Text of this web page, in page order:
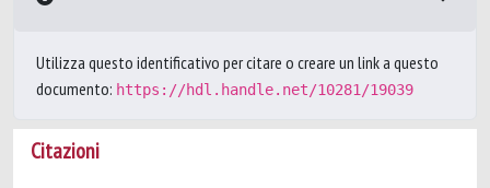
Utilizza questo identificativo per citare o creare un link a questo
documento: https://hdl.handle.net/10281/19039
Citazioni